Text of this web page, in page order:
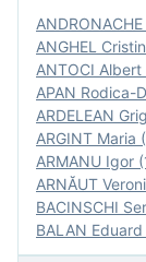
ANGHEL
ANTOCI Albert
APAN Rodica-
ARDELEAN
ARGINT Maria
ARMANU Igor
ARNĂUT
BACINSCHI
BALAN Eduard